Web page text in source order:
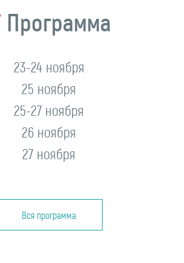
Программа
23-24 ноября
25 ноября
25-27 ноября
26 ноября
27 ноября
Вся программа